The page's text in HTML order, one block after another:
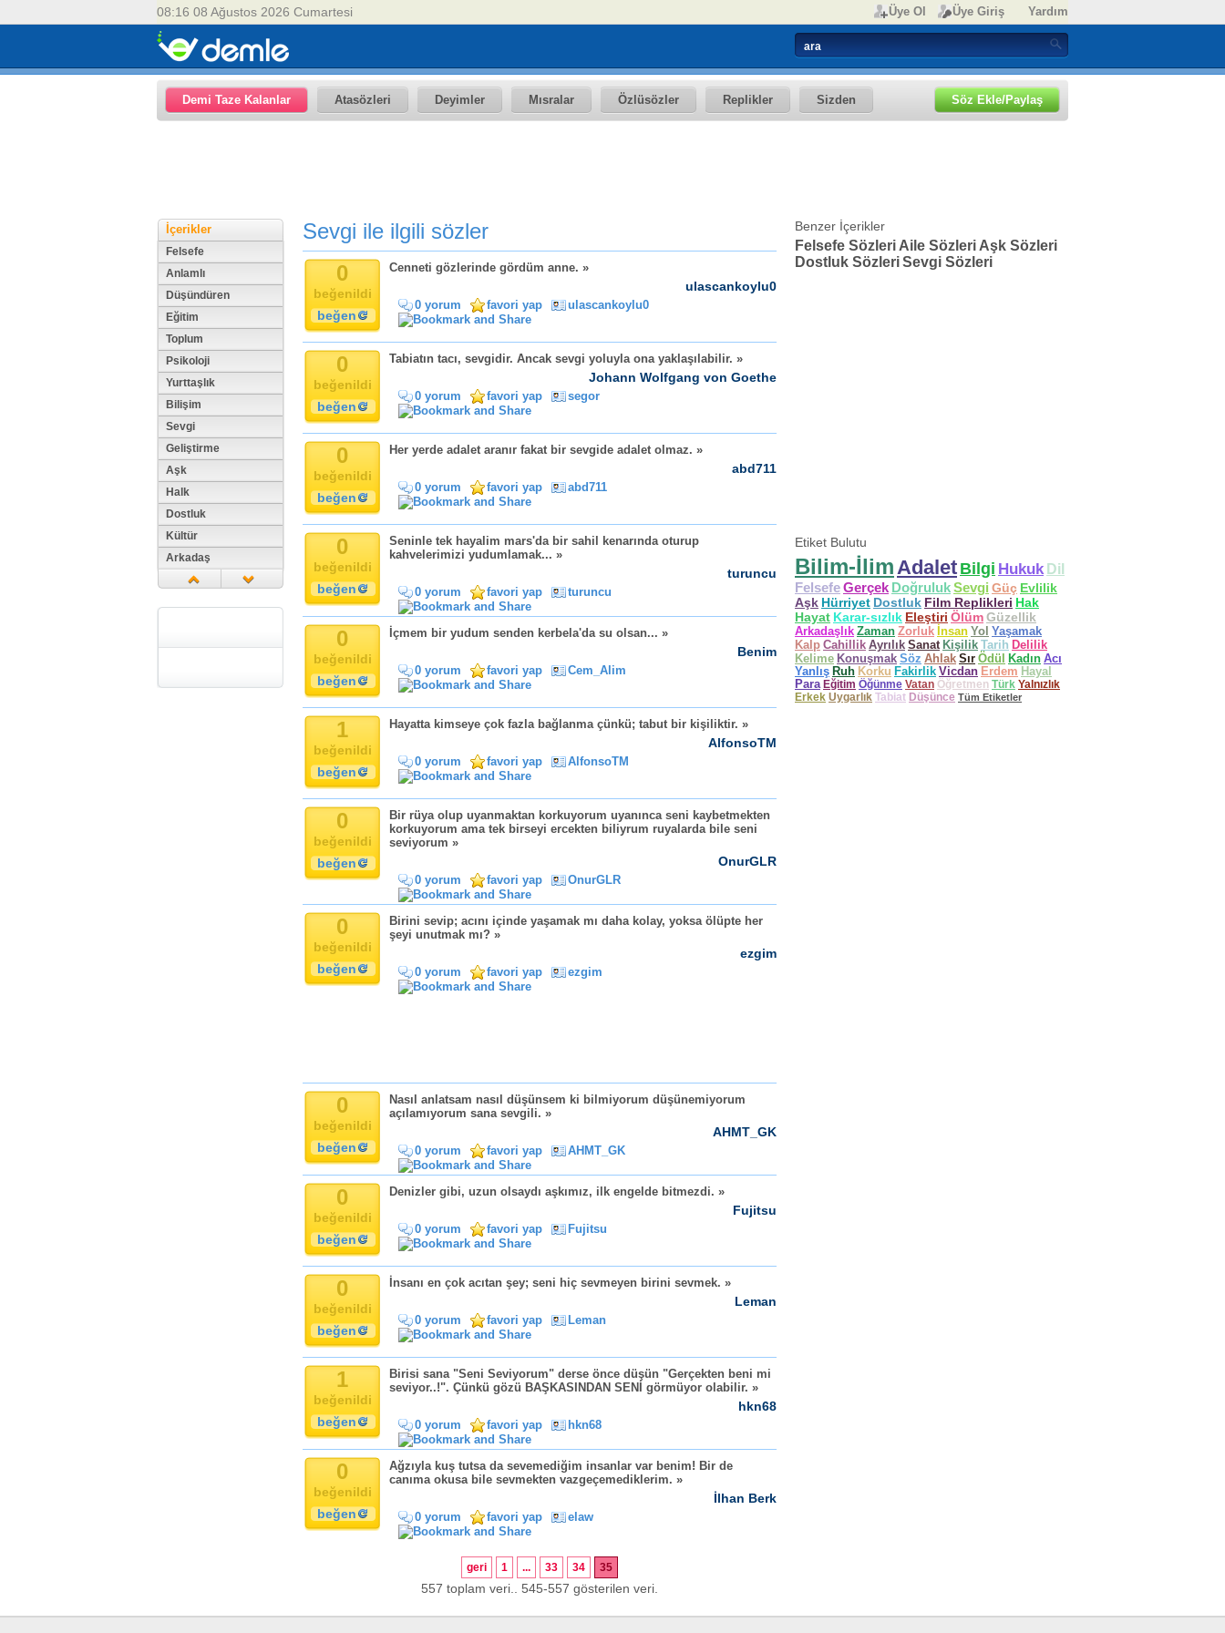
08:16 08 Ağustos 2026 Cumartesi Üye Ol Üye Giriş Yardım
Demi Taze Kalanlar Atasözleri Deyimler Mısralar Özlüsözler Replikler Sizden Söz Ekle/Paylaş
İçerikler
Felsefe
Anlamlı
Düşündüren
Eğitim
Toplum
Psikoloji
Yurttaşlık
Bilişim
Sevgi
Geliştirme
Aşk
Halk
Dostluk
Kültür
Arkadaş
Din
Zaman
Sevgi ile ilgili sözler
0
beğenildi
beğen
Cenneti gözlerinde gördüm anne. »
ulascankoylu0
0 yorum favori yap ulascankoylu0
0
beğenildi
beğen
Tabiatın tacı, sevgidir. Ancak sevgi yoluyla ona yaklaşılabilir. »
Johann Wolfgang von Goethe
0 yorum favori yap segor
0
beğenildi
beğen
Her yerde adalet aranır fakat bir sevgide adalet olmaz. »
abd711
0 yorum favori yap abd711
0
beğenildi
beğen
Seninle tek hayalim mars'da bir sahil kenarında oturup
kahvelerimizi yudumlamak... »
turuncu
0 yorum favori yap turuncu
0
beğenildi
beğen
İçmem bir yudum senden kerbela'da su olsan... »
Benim
0 yorum favori yap Cem_Alim
1
beğenildi
beğen
Hayatta kimseye çok fazla bağlanma çünkü; tabut bir kişiliktir. »
AlfonsoTM
0 yorum favori yap AlfonsoTM
0
beğenildi
beğen
Bir rüya olup uyanmaktan korkuyorum uyanınca seni kaybetmekten
korkuyorum ama tek birseyi ercekten biliyrum ruyalarda bile seni
seviyorum »
OnurGLR
0 yorum favori yap OnurGLR
0
beğenildi
beğen
Birini sevip; acını içinde yaşamak mı daha kolay, yoksa ölüpte her
şeyi unutmak mı? »
ezgim
0 yorum favori yap ezgim
0
beğenildi
beğen
Nasıl anlatsam nasıl düşünsem ki bilmiyorum düşünemiyorum
açılamıyorum sana sevgili. »
AHMT_GK
0 yorum favori yap AHMT_GK
0
beğenildi
beğen
Denizler gibi, uzun olsaydı aşkımız, ilk engelde bitmezdi. »
Fujitsu
0 yorum favori yap Fujitsu
0
beğenildi
beğen
İnsanı en çok acıtan şey; seni hiç sevmeyen birini sevmek. »
Leman
0 yorum favori yap Leman
1
beğenildi
beğen
Birisi sana "Seni Seviyorum" derse önce düşün "Gerçekten beni mi
seviyor..!". Çünkü gözü BAŞKASINDAN SENİ görmüyor olabilir. »
hkn68
0 yorum favori yap hkn68
0
beğenildi
beğen
Ağzıyla kuş tutsa da sevemediğim insanlar var benim! Bir de
canıma okusa bile sevmekten vazgeçemediklerim. »
İlhan Berk
0 yorum favori yap elaw
geri 1 ... 33 34 35
557 toplam veri.. 545-557 gösterilen veri.
Benzer İçerikler
Felsefe Sözleri Aile Sözleri Aşk Sözleri
Dostluk SözleriSevgi Sözleri
Etiket Bulutu
Bilim-İlimAdaletBilgi Hukuk Dil
FelsefeGerçek DoğrulukSevgi Güç Evlilik
Aşk Hürriyet Dostluk Film Replikleri Hak
Hayat Karar-sızlık Eleştiri Ölüm Güzellik
Arkadaşlık Zaman Zorluk İnsan Yol Yaşamak
Kalp Cahillik Ayrılık Sanat Kişilik Tarih Delilik
Kelime Konuşmak Söz Ahlak Sır Ödül Kadın Acı
Yanlış Ruh Korku Fakirlik Vicdan Erdem Hayal
Para Eğitim Öğünme Vatan Öğretmen Türk Yalnızlık
Erkek Uygarlık Tabiat Düşünce Tüm Etiketler